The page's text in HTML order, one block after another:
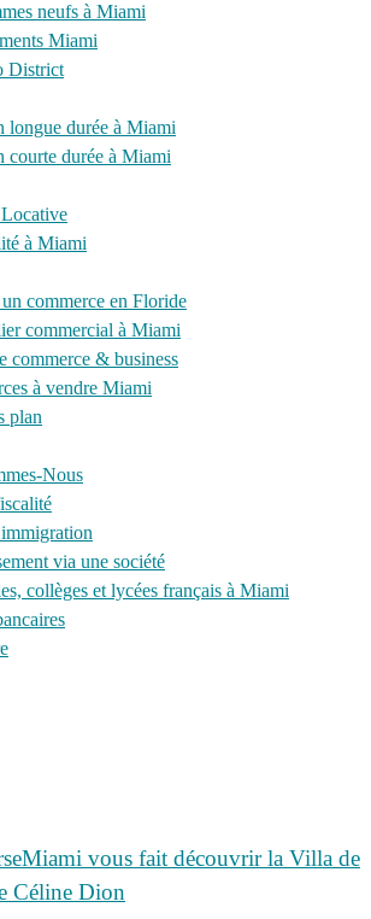
neufs à Miami
Miami
District
longue durée à Miami
courte durée à Miami
à Miami
commerce en Floride
commercial à Miami
commerce & business
à vendre Miami
plan
Nous
via une société
collèges et lycées français à Miami
vous fait découvrir la Villa de
Céline Dion